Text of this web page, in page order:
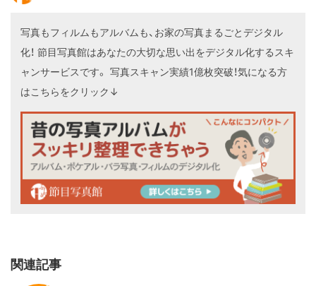
写真もフィルムもアルバムも、お家の写真まるごとデジタル
化！ 節目写真館はあなたの大切な思い出をデジタル化するスキ
ャンサービスです。 写真スキャン実績1億枚突破！気になる方
はこちらをクリック↓
関連記事